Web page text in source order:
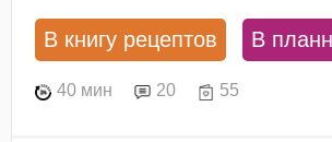
В книгу рецептов В
40 мин 20 55